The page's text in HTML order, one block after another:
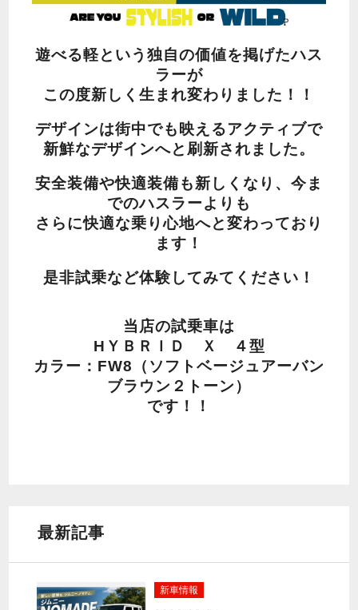
遊べる軽という独自の価値を掲げたハス
ラーが
この度新しく生まれ変わりました！！
デザインは街中でも映えるアクティブで
新鮮なデザインへと刷新されました。
安全装備や快適装備も新しくなり、今ま
でのハスラーよりも
さらに快適な乗り心地へと変わっており
ます！
是非試乗など体験してみてください！
当店の試乗車は
HＹＢＲＩＤ Ｘ ４型
カラー：FW8（ソフトベージュアーバン
ブラウン２トーン）
です！！
最新記事
新車情報